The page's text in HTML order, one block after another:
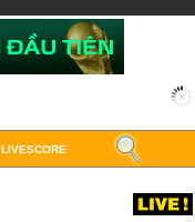
LIVESCORE